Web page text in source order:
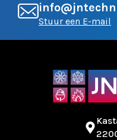
Stuur een E-mail